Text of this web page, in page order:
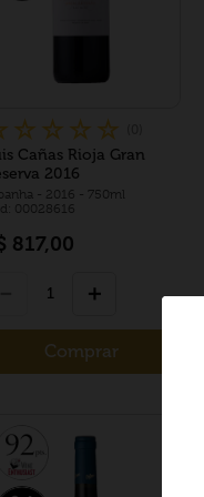
☆ ☆ ☆ ☆
Cañas Rioja Gran
2016
- 2016 - 750ml
00028616
817,00
＋
Comprar